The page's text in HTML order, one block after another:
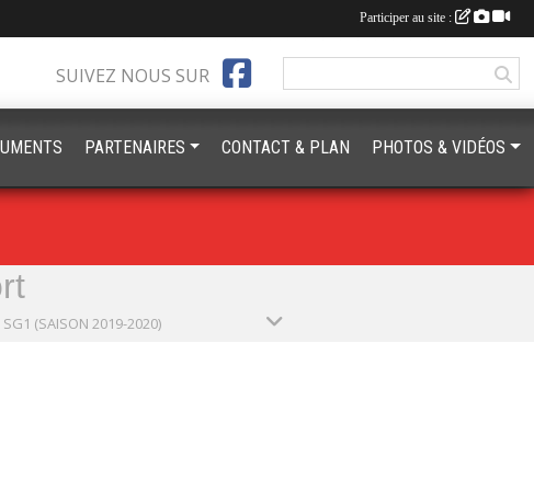
SG1 (SAISON 2019-2020)
SUIVEZ NOUS SUR
PARTENAIRES CONTACT & PLAN PHOTOS & VIDÉOS
Participer au site :